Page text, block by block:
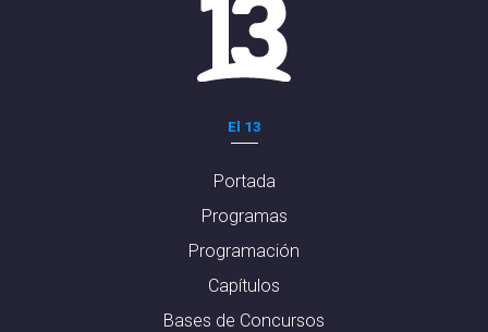
El 13
Portada
Programas
Programación
Capítulos
Bases de Concursos